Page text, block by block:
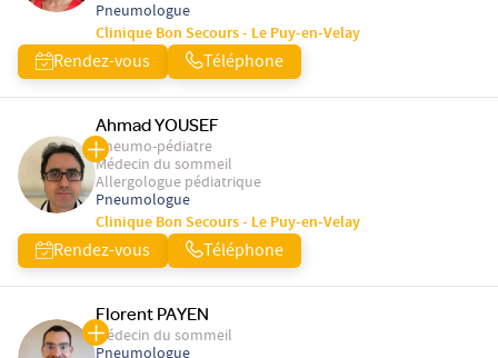
Pneumologue
Clinique Bon Secours - Le Puy-en-Velay
Rendez-vous Téléphone
Ahmad YOUSEF
Pneumo-pédiatre
Médecin du sommeil
Allergologue pédiatrique
Pneumologue
Clinique Bon Secours - Le Puy-en-Velay
Rendez-vous Téléphone
Florent PAYEN
Médecin du sommeil